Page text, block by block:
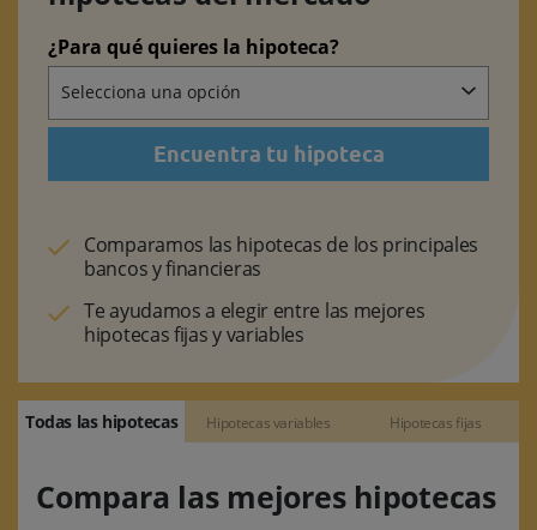
¿Para qué quieres la hipoteca?
Selecciona una opción
Encuentra tu hipoteca
Comparamos las hipotecas de los principales
bancos y financieras
Te ayudamos a elegir entre las mejores
hipotecas fijas y variables
Todas las hipotecas Hipotecas variables Hipotecas fijas
Compara las mejores hipotecas